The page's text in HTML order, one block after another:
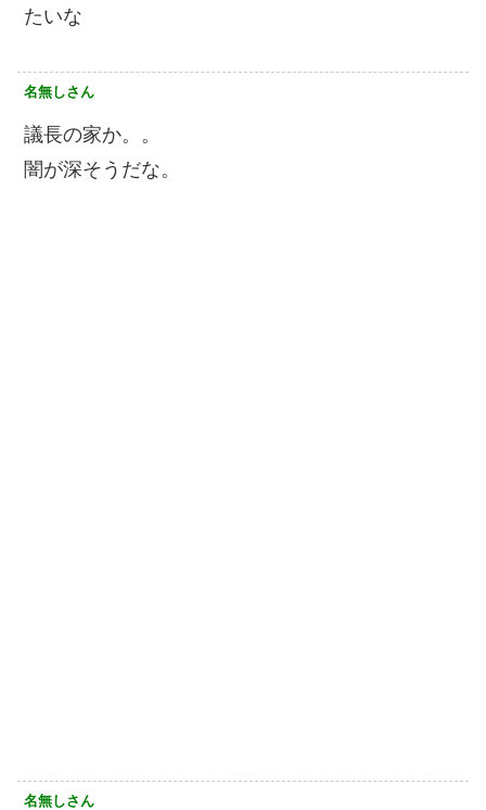
たいな
名無しさん
議長の家か。。
闇が深そうだな。
名無しさん